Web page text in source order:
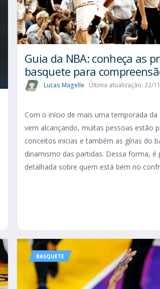
Guia da NBA: conheça as
basquete para
Lucas Magelle Última atualização: 22/
Com o início de mais uma temporada
vem alcançando, muitas pessoas estão
conceitos inicias e também as gírias do
dinamismo das partidas. Dessa forma, é
detalhada sobre quem está bem no
BASQUETE